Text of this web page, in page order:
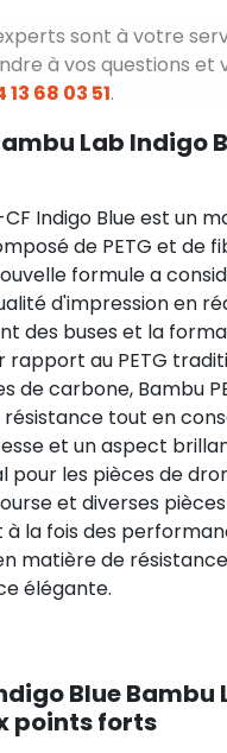
sont à votre
à vos questions et
13 68 03 51.
Lab Indigo
Indigo Blue est un
de PETG et de
formule a
d'impression en
des buses et la
rapport au PETG
de carbone, Bambu
résistance tout en
et un aspect
pour les pièces de
et diverses
à la fois des
matière de
élégante.
Blue Bambu
points forts